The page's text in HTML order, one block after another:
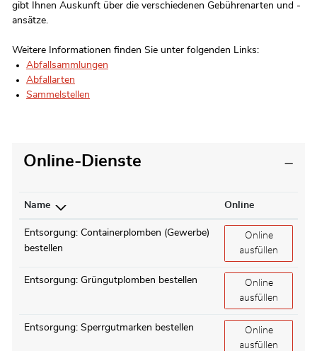
gibt Ihnen Auskunft über die verschiedenen Gebührenarten und -
ansätze.
Weitere Informationen finden Sie unter folgenden Links:
Abfallsammlungen
Abfallarten
Sammelstellen
Online-Dienste
Name Online
Entsorgung: Containerplomben (Gewerbe)
bestellen
Entsorgung:
Online
ausfüllen
Entsorgung: Grüngutplomben bestellen Entsorgung:
Online
ausfüllen
Entsorgung: Sperrgutmarken bestellen Entsorgung:
Online
ausfüllen